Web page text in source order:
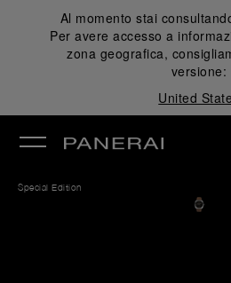
Al momento stai
Per avere accesso a
zona geografica,
versione:
United
Special Edition